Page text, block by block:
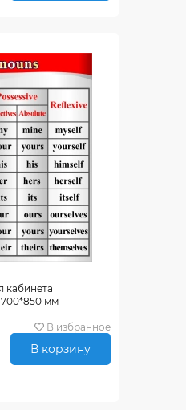
кабинета
700*850 мм
В избранное
В корзину